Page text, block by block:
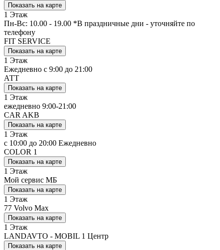
Показать на карте
1 Этаж
Пн-Вс: 10.00 - 19.00 *В праздничные дни - уточняйте по
телефону
FIT SERVICE
Показать на карте
1 Этаж
Ежедневно с 9:00 до 21:00
АТТ
Показать на карте
1 Этаж
ежедневно 9:00-21:00
CAR AKB
Показать на карте
1 Этаж
с 10:00 до 20:00 Ежедневно
COLOR 1
Показать на карте
1 Этаж
Мой сервис МБ
Показать на карте
1 Этаж
77 Volvo Max
Показать на карте
1 Этаж
LANDAVTO - MOBIL 1 Центр
Показать на карте